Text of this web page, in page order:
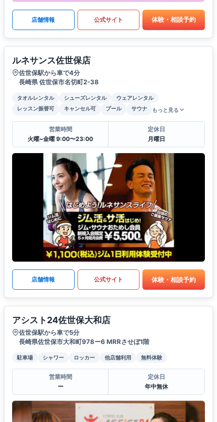
店舗情報 公式サイト 体験・相談予約
ルネサンス佐世保店
佐世保駅から車で4分
長崎県 佐世保市名切町2-38
タオルレンタル シューズレンタル
ウェアレンタル
レッスン振替可
キャンセル可 プール サウナ もっと見る
営業時間
火曜~金曜 9:00〜23:00
定休日
月曜日
店舗情報 公式サイト 体験・相談予約
アシスト24佐世保大和店
佐世保駅から車で5分
長崎県佐世保市大和町978ー6 MRRさせぼ1階
駐車場 シャワー ロッカー 他店舗利用 無料体験
営業時間
ー
定休日
年中無休